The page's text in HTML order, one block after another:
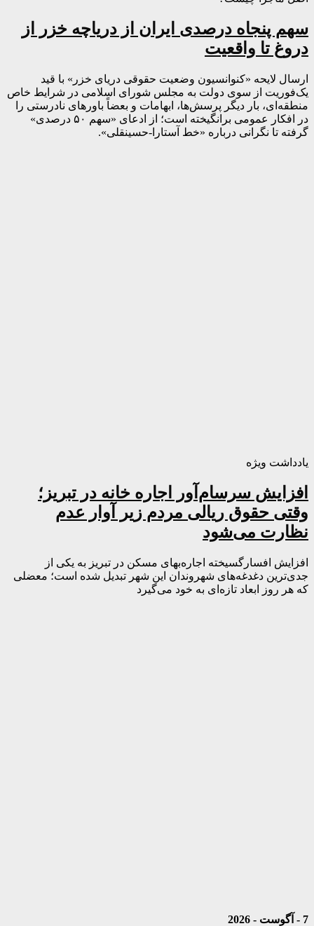
سهم پنجاه درصدی ایران از دریاچه خزر از
دروغ تا واقعیت
ارسال لایحه «کنوانسیون وضعیت حقوقی دریای خزر» با قید
یک‌فوریت از سوی دولت به مجلس شورای اسلامی در شرایط خاص
منطقه‌ای، بار دیگر پرسش‌ها، ابهامات و بعضاً باورهای نادرستی را
در افکار عمومی برانگیخته است؛ از ادعای «سهم ۵۰ درصدی»
گرفته تا نگرانی درباره «خط آستارا-حسینقلی».
یادداشت ویژه
افزایش سرسام‌آور اجاره خانه در تبریز؛
وقتی حقوق ریالی مردم زیر آوار عدم
نظارت می‌شود
افزایش افسارگسیخته اجاره‌بهای مسکن در تبریز به یکی از
جدی‌ترین دغدغه‌های شهروندان این شهر تبدیل شده است؛ معضلی
که هر روز ابعاد تازه‌ای به خود می‌گیرد
7 - آگوست - 2026